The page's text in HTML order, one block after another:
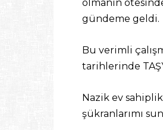
olmanın
gündeme geldi.
Bu verimli
tarihlerinde
Nazik ev
şükranlarımı